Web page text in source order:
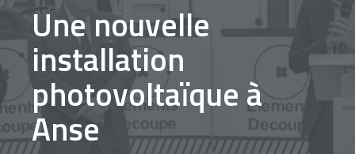
Une nouvelle
installation
photovoltaïque à
Anse